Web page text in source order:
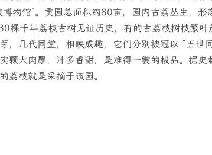
博物馆”。贡园总面积约80亩，园内古荔丛生，
棵千年荔枝古树见证历史，有的古荔枝树枝繁叶
，几代同堂，相映成趣，它们分别被冠以 “五世
颗大肉厚，汁多香甜，是难得一尝的极品。据史
荔枝就是采摘于该园。